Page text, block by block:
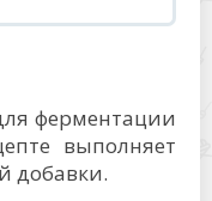
ферментации
выполняет
добавки.